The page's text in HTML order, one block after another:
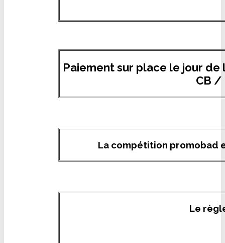
Paiement sur place le jour
CB /
La compétition promobad
Le